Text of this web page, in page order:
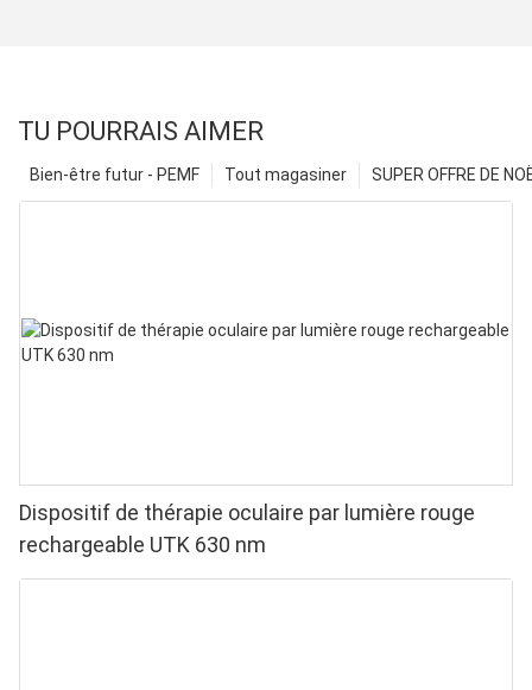
TU POURRAIS AIMER
SUPER OFFRE DE
Tout magasiner
Bien-être futur - PEMF
Dispositif de thérapie oculaire par lumière rouge
rechargeable UTK 630 nm